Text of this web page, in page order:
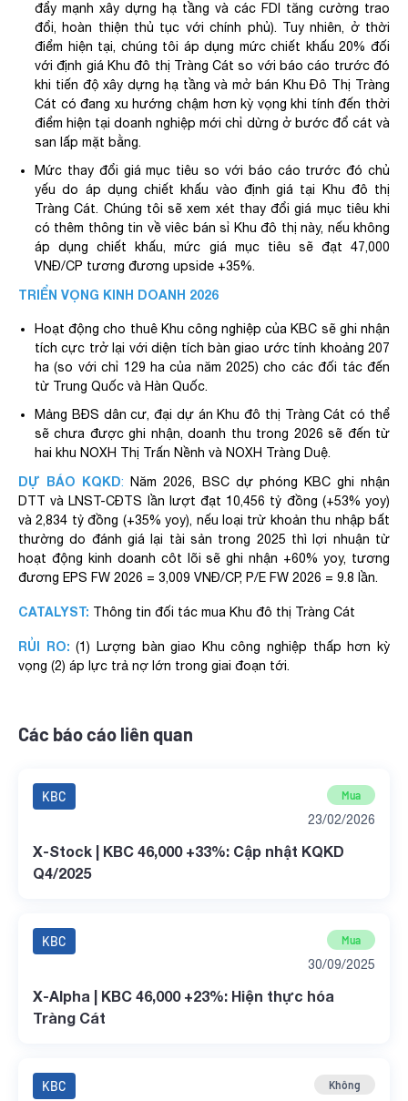
đẩy mạnh xây dựng hạ tầng và các FDI tăng cường trao
đổi, hoàn thiện thủ tục với chính phủ). Tuy nhiên, ở thời
điểm hiện tại, chúng tôi áp dụng mức chiết khấu 20% đối
với định giá Khu đô thị Tràng Cát so với báo cáo trước đó
khi tiến độ xây dựng hạ tầng và mở bán Khu Đô Thị Tràng
Cát có đang xu hướng chậm hơn kỳ vọng khi tính đến thời
điểm hiện tại doanh nghiệp mới chỉ dừng ở bước đổ cát và
san lấp mặt bằng.
Mức thay đổi giá mục tiêu so với báo cáo trước đó chủ
yếu do áp dụng chiết khấu vào định giá tại Khu đô thị
Tràng Cát. Chúng tôi sẽ xem xét thay đổi giá mục tiêu khi
có thêm thông tin về viêc bán sỉ Khu đô thị này, nếu không
áp dụng chiết khấu, mức giá mục tiêu sẽ đạt 47,000
VNĐ/CP tương đương upside +35%.
TRIỂN VỌNG KINH DOANH 2026
Hoạt động cho thuê Khu công nghiệp của KBC sẽ ghi nhận
tích cực trở lại với diện tích bàn giao ước tính khoảng 207
ha (so với chỉ 129 ha của năm 2025) cho các đối tác đến
từ Trung Quốc và Hàn Quốc.
Mảng BĐS dân cư, đại dự án Khu đô thị Tràng Cát có thể
sẽ chưa được ghi nhận, doanh thu trong 2026 sẽ đến từ
hai khu NOXH Thị Trấn Nềnh và NOXH Tràng Duệ.
DỰ BÁO KQKD: Năm 2026, BSC dự phóng KBC ghi nhận
DTT và LNST-CĐTS lần lượt đạt 10,456 tỷ đồng (+53% yoy)
và 2,834 tỷ đồng (+35% yoy), nếu loại trừ khoản thu nhập bất
thường do đánh giá lại tài sản trong 2025 thì lợi nhuận từ
hoạt động kinh doanh côt lõi sẽ ghi nhận +60% yoy, tương
đương EPS FW 2026 = 3,009 VNĐ/CP, P/E FW 2026 = 9.8 lần.
CATALYST: Thông tin đối tác mua Khu đô thị Tràng Cát
RỦI RO: (1) Lượng bàn giao Khu công nghiệp thấp hơn kỳ
vọng (2) áp lực trả nợ lớn trong giai đoạn tới.
Các báo cáo liên quan
KBC Mua
23/02/2026
X-Stock | KBC 46,000 +33%: Cập nhật KQKD
Q4/2025
KBC Mua
30/09/2025
X-Alpha | KBC 46,000 +23%: Hiện thực hóa
Tràng Cát
KBC Không